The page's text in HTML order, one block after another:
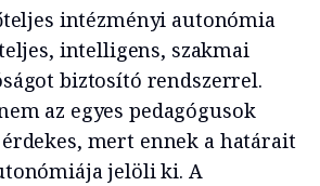
intézményi autonómia
intelligens, szakmai
biztosító rendszerrel.
az egyes pedagógusok
mert ennek a határait
jelöli ki. A